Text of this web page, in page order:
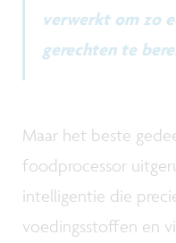
verwerkt om zo
gerechten te
Maar het beste
foodprocessor
intelligentie die
voedingsstoffen en